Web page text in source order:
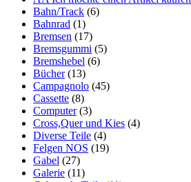
Bahn/Track (6)
Bahnrad (1)
Bremsen (17)
Bremsgummi (5)
Bremshebel (6)
Bücher (13)
Campagnolo (45)
Cassette (8)
Computer (3)
Cross,Quer und Kies (4)
Diverse Teile (4)
Felgen NOS (19)
Gabel (27)
Galerie (11)